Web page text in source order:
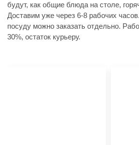
будут, как общие блюда на столе,
Доставим уже через 6-8 рабочих
посуду можно заказать отдельно.
30%, остаток курьеру.